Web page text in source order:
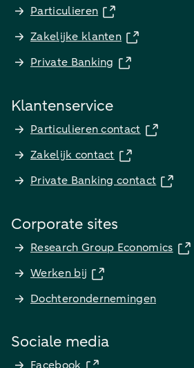
Particulieren
Zakelijke klanten
Private Banking
Klantenservice
Particulieren contact
Zakelijk contact
Private Banking contact
Corporate sites
Research Group Economics
Werken bij
Dochterondernemingen
Sociale media